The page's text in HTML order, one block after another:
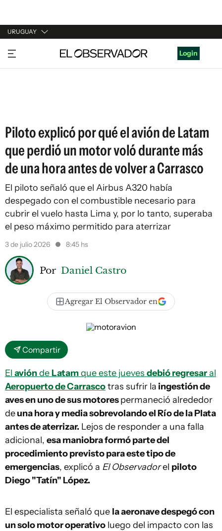
URUGUAY
URUGUAY
ARGENTINA
Login
Piloto explicó por qué el avión de Latam
que perdió un motor voló durante más
de una hora antes de volver a Carrasco
El piloto señaló que el Airbus A320 había
despegado con el combustible necesario para
cubrir el vuelo hasta Lima y, por lo tanto, superaba
el peso máximo permitido para aterrizar
3 de julio 2026 8:45 hs
Por Daniel Castro
Agregar El Observador en
Compartir
El avióndeLatamque este jueves debió regresaral
Aeropuerto de Carrascotras sufrir la ingestión de
aves en uno de sus motorespermaneció alrededor
deuna hora y media sobrevolando el Río de la Plata
antes de aterrizar. Lejos de responder a una falla
adicional, esa maniobra formó parte del
procedimiento previsto para este tipo de
emergencias, explicó a El Observadorel piloto
Diego "Tatín" López.
El especialista señaló que la aeronave despegó con
un solo motor operativo luego del impacto con las